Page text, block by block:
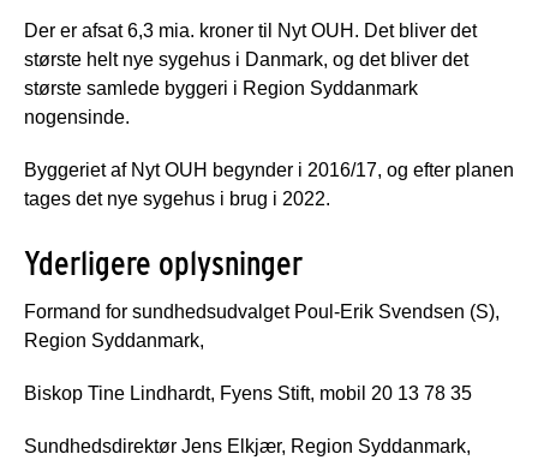
Der er afsat 6,3 mia. kroner til Nyt OUH. Det bliver det
største helt nye sygehus i Danmark, og det bliver det
største samlede byggeri i Region Syddanmark
nogensinde.
Byggeriet af Nyt OUH begynder i 2016/17, og efter planen
tages det nye sygehus i brug i 2022.
Yderligere oplysninger
Formand for sundhedsudvalget Poul-Erik Svendsen (S),
Region Syddanmark,
Biskop Tine Lindhardt, Fyens Stift, mobil 20 13 78 35
Sundhedsdirektør Jens Elkjær, Region Syddanmark,